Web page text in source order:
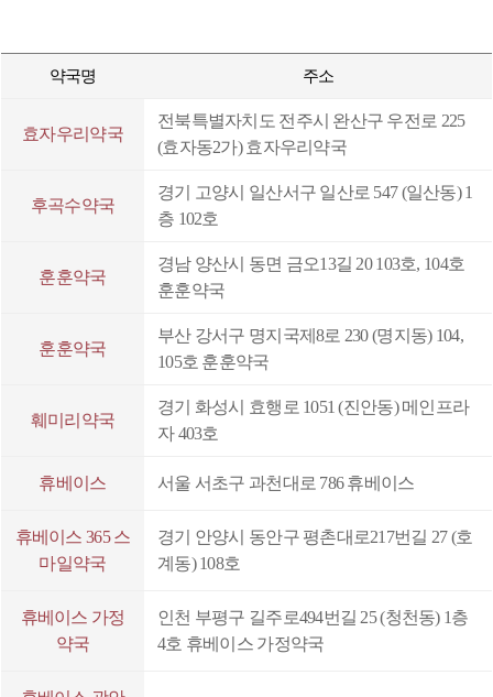
휴베이스 레스톤 크림(30g)
팜플루코프플러스 연질캡슐
팜플루콜드플러스 연질캡슐
데일리베이스 식물성비타민D3 2000IU
밸런스포텐시:이뮨 (7입)
팜페인 리렉스
데일리베이스 비오틴⋅아연
편안한베이스쿨
밸런스:관절건강
데일리베이스 알티지오메가3 1000
부스팅팅플러스
약국명 주소
효자우리약국
전북특별자치도 전주시 완산구 우전로 225
(효자동2가) 효자우리약국
후곡수약국
경기 고양시 일산서구 일산로 547 (일산동) 1
층 102호
훈훈약국
경남 양산시 동면 금오13길 20 103호, 104호
훈훈약국
훈훈약국
부산 강서구 명지국제8로 230 (명지동) 104,
105호 훈훈약국
훼미리약국
경기 화성시 효행로 1051 (진안동) 메인프라
자 403호
휴베이스 서울 서초구 과천대로 786 휴베이스
휴베이스 365 스
마일약국
경기 안양시 동안구 평촌대로217번길 27 (호
계동) 108호
휴베이스 가정
약국
인천 부평구 길주로494번길 25 (청천동) 1층
4호 휴베이스 가정약국